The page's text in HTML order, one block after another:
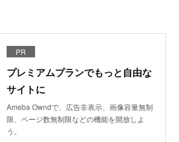
PR
プレミアムプランでもっと自由な
サイトに
Ameba Owndで、広告非表示、画像容量無制
限、ページ数無制限などの機能を開放しよ
う。